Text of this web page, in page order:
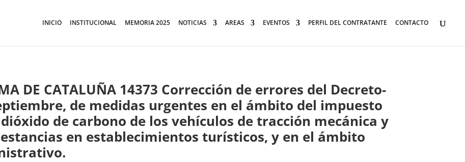
INICIO INSTITUCIONAL MEMORIA 2025 NOTICIAS AREAS EVENTOS PERFIL DEL CONTRATANTE CONTACTO
DE CATALUÑA 14373 Corrección de errores del Decreto-
de medidas urgentes en el ámbito del impuesto
de carbono de los vehículos de tracción mecánica y
en establecimientos turísticos, y en el ámbito